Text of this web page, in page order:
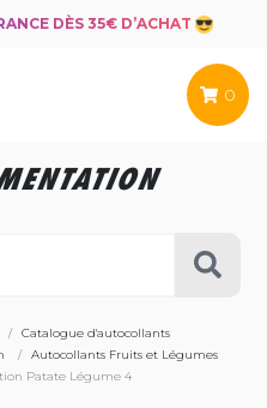
DÈS 35€ D’ACHAT
0
Catalogue d'autocollants
Autocollants Fruits et Légumes
Patate Légume 4